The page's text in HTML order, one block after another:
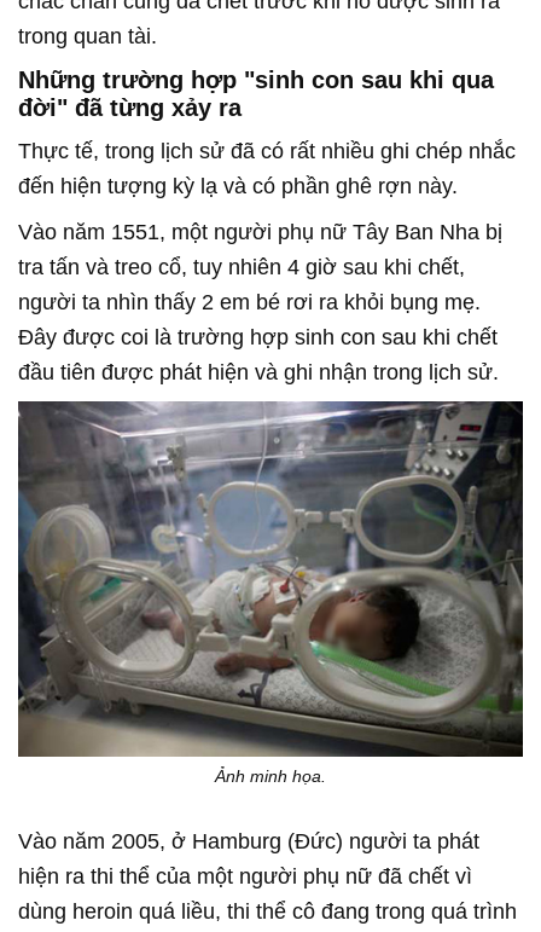
trong quan tài.
Những trường hợp "sinh con sau khi qua
đời" đã từng xảy ra
Thực tế, trong lịch sử đã có rất nhiều ghi chép nhắc
đến hiện tượng kỳ lạ và có phần ghê rợn này.
Vào năm 1551, một người phụ nữ Tây Ban Nha bị
tra tấn và treo cổ, tuy nhiên 4 giờ sau khi chết,
người ta nhìn thấy 2 em bé rơi ra khỏi bụng mẹ.
Đây được coi là trường hợp sinh con sau khi chết
đầu tiên được phát hiện và ghi nhận trong lịch sử.
Ảnh minh họa.
Vào năm 2005, ở Hamburg (Đức) người ta phát
hiện ra thi thể của một người phụ nữ đã chết vì
dùng heroin quá liều, thi thể cô đang trong quá trình